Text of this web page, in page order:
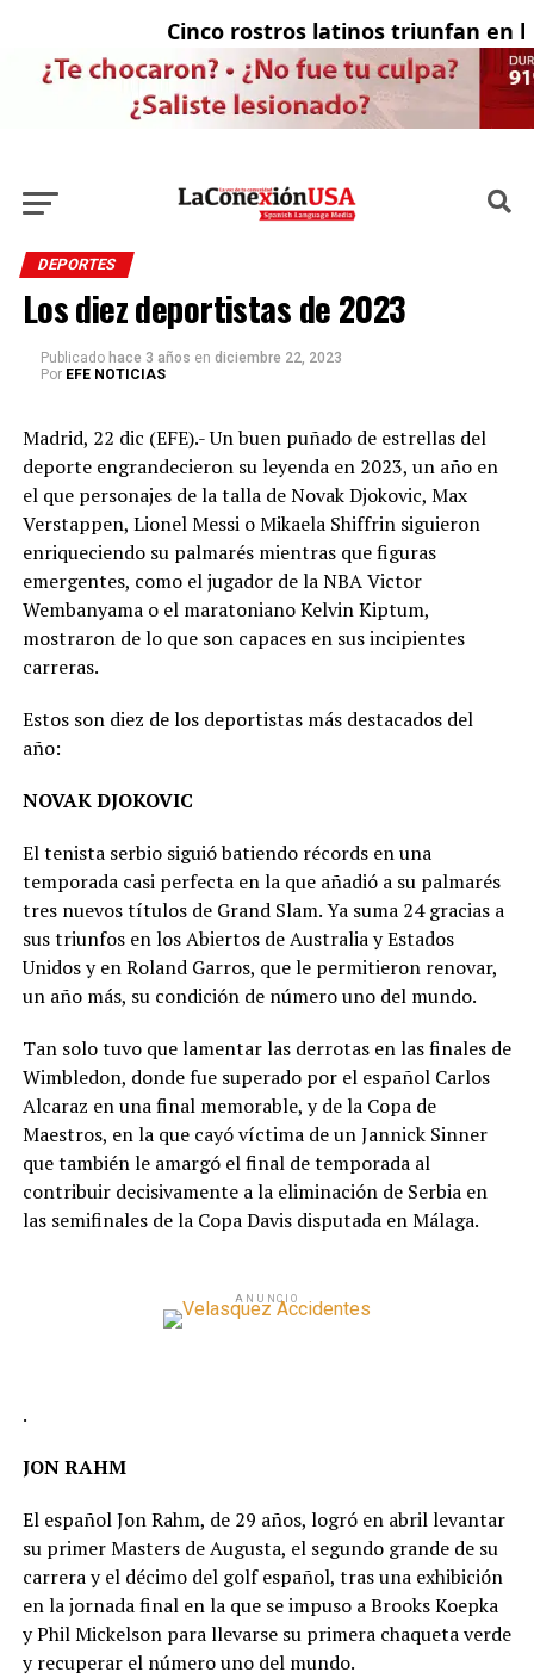
Cinco rostros latinos triunfan en laEl
DEPORTES
Los diez deportistas de 2023
Publicado hace 3 años en diciembre 22, 2023
Por EFE NOTICIAS
Madrid, 22 dic (EFE).- Un buen puñado de estrellas del
deporte engrandecieron su leyenda en 2023, un año en
el que personajes de la talla de Novak Djokovic, Max
Verstappen, Lionel Messi o Mikaela Shiffrin siguieron
enriqueciendo su palmarés mientras que figuras
emergentes, como el jugador de la NBA Victor
Wembanyama o el maratoniano Kelvin Kiptum,
mostraron de lo que son capaces en sus incipientes
carreras.
Estos son diez de los deportistas más destacados del
año:
NOVAK DJOKOVIC
El tenista serbio siguió batiendo récords en una
temporada casi perfecta en la que añadió a su palmarés
tres nuevos títulos de Grand Slam. Ya suma 24 gracias a
sus triunfos en los Abiertos de Australia y Estados
Unidos y en Roland Garros, que le permitieron renovar,
un año más, su condición de número uno del mundo.
Tan solo tuvo que lamentar las derrotas en las finales de
Wimbledon, donde fue superado por el español Carlos
Alcaraz en una final memorable, y de la Copa de
Maestros, en la que cayó víctima de un Jannick Sinner
que también le amargó el final de temporada al
contribuir decisivamente a la eliminación de Serbia en
las semifinales de la Copa Davis disputada en Málaga.
ANUNCIO
.
JON RAHM
El español Jon Rahm, de 29 años, logró en abril levantar
su primer Masters de Augusta, el segundo grande de su
carrera y el décimo del golf español, tras una exhibición
en la jornada final en la que se impuso a Brooks Koepka
y Phil Mickelson para llevarse su primera chaqueta verde
y recuperar el número uno del mundo.